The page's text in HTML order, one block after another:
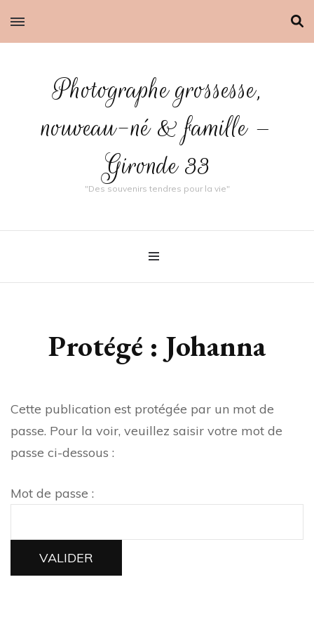
Photographe grossesse,
nouveau-né & famille –
Gironde 33
"Des souvenirs tendres pour la vie"
Protégé : Johanna
Cette publication est protégée par un mot de
passe. Pour la voir, veuillez saisir votre mot de
passe ci-dessous :
Mot de passe :